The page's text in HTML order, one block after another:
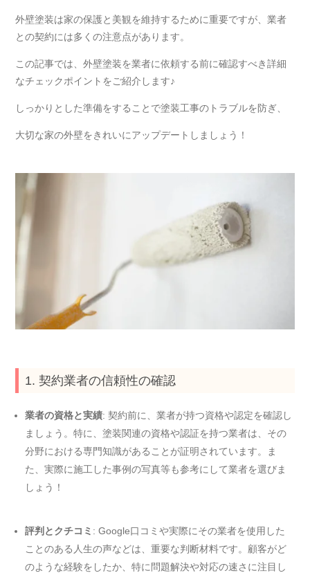
外壁塗装は家の保護と美観を維持するために重要ですが、業者
との契約には多くの注意点があります。
この記事では、外壁塗装を業者に依頼する前に確認すべき詳細
なチェックポイントをご紹介します♪
しっかりとした準備をすることで塗装工事のトラブルを防ぎ、
大切な家の外壁をきれいにアップデートしましょう！
1. 契約業者の信頼性の確認
業者の資格と実績: 契約前に、業者が持つ資格や認定を確認し
ましょう。特に、塗装関連の資格や認証を持つ業者は、その
分野における専門知識があることが証明されています。ま
た、実際に施工した事例の写真等も参考にして業者を選びま
しょう！
評判とクチコミ : Google口コミや実際にその業者を使用した
ことのある人生の声などは、重要な判断材料です。顧客がど
のような経験をしたか、特に問題解決や対応の速さに注目し